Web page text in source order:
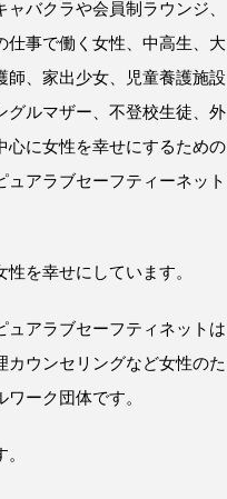
バクラや会員制ラウンジ、
仕事で働く女性、中高生、大
師、家出少女、児童養護施設
グルマザー、不登校生徒、外
心に女性を幸せにするための
ュアラブセーフティーネット
性を幸せにしています。
ュアラブセーフティネットは
カウンセリングなど女性のた
ーク団体です。